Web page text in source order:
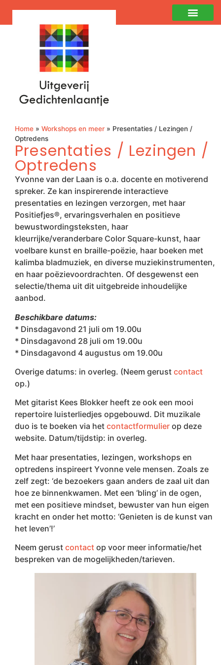
Home » Workshops en meer » Presentaties / Lezingen /
Optredens
Presentaties / Lezingen /
Optredens
Yvonne van der Laan is o.a. docente en motiverend
spreker. Ze kan inspirerende interactieve
presentaties en lezingen verzorgen, met haar
Positiefjes®, ervaringsverhalen en positieve
bewustwordingsteksten, haar
kleurrijke/veranderbare Color Square-kunst, haar
voelbare kunst en braille-poëzie, haar boeken met
kalimba bladmuziek, en diverse muziekinstrumenten,
en haar poëzievoordrachten. Of desgewenst een
selectie/thema uit dit uitgebreide inhoudelijke
aanbod.
Beschikbare datums:
* Dinsdagavond 21 juli om 19.00u
* Dinsdagavond 28 juli om 19.00u
* Dinsdagavond 4 augustus om 19.00u
Overige datums: in overleg. (Neem gerust contact
op.)
Met gitarist Kees Blokker heeft ze ook een mooi
repertoire luisterliedjes opgebouwd. Dit muzikale
duo is te boeken via het contactformulier op deze
website. Datum/tijdstip: in overleg.
Met haar presentaties, lezingen, workshops en
optredens inspireert Yvonne vele mensen. Zoals ze
zelf zegt: ‘de bezoekers gaan anders de zaal uit dan
hoe ze binnenkwamen. Met een ‘bling’ in de ogen,
met een positieve mindset, bewuster van hun eigen
kracht en onder het motto: ‘Genieten is de kunst van
het leven’!’
Neem gerust contact op voor meer informatie/het
bespreken van de mogelijkheden/tarieven.